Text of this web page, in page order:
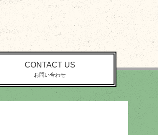
CONTACT US
お問い合わせ